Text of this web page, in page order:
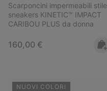
Scarponcini impermeabili stile
sneakers KINETIC™ IMPACT
CARIBOU PLUS da donna
Regular price:
160,00 €
NUOVI COLORI